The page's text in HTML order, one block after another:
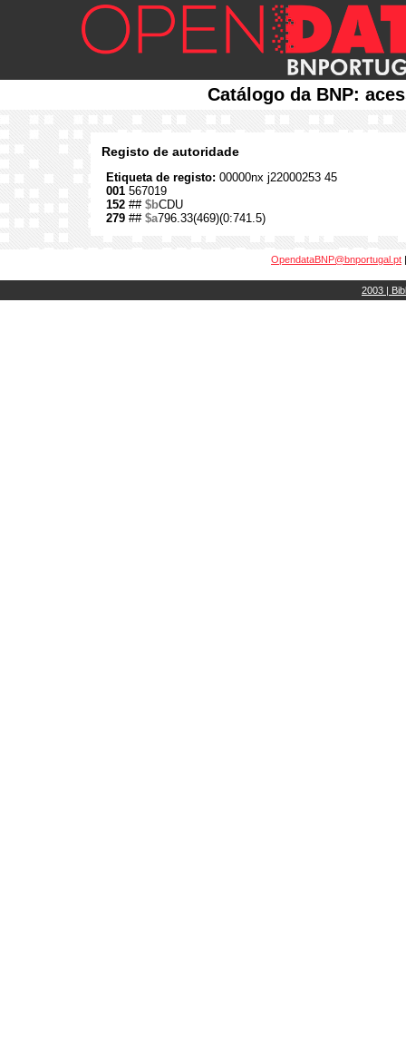
Catálogo da BNP:
Registo de autoridade
Etiqueta de registo: 00000nx j22000253 45
001 567019
152 ## $bCDU
279 ## $a796.33(469)(0:741.5)
OpendataBNP@bnportugal.pt
2003 |